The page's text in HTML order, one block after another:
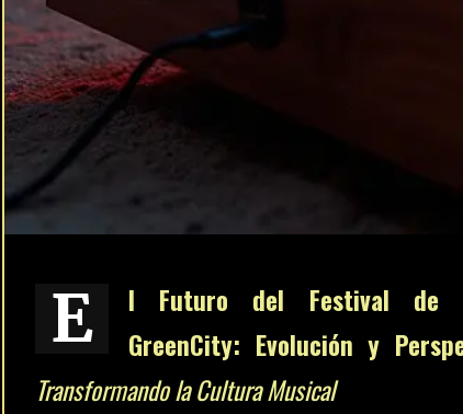
E l Futuro del Festival de
GreenCity: Evolución y
Transformando la Cultura Musical